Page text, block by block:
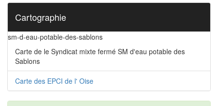
Cartographie
sm-d-eau-potable-des-sablons
Carte de le Syndicat mixte fermé SM d'eau potable des
Sablons
Carte des EPCI de l' Oise